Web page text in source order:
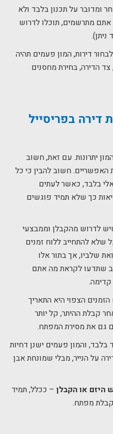
ומדובר על תכנון בלבד ולא
מתרשמים, תוכלו לדרוש
דירות, המון פעמים תהיה
הדירה, בחירת מחסנים
דירה בפריסייל
יתרונות. עם זאת, חשוב
חשוב להבין כי כל
בלבד, כאשר לעתים
כך שלא תמיד פוגשים
לדרוש מהקבלן וממבצעי
שלא להתחייב ללוח זמנים
שלביו, אך בתור אלו
שתדעו לקראת מה אתם
קדימה.
הצפוי היא התאריך
קבלת ההיתר, קל יותר
גם את מסירת המפתח.
בלבד, והמון פעמים ישנן דחיות
על הנייר, מבלי שמונחת אבן
היזם או הקבלן – ככלל, תמיד
מפתח.